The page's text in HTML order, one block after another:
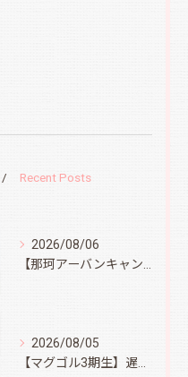
Recent Posts
2026/08/06
2026/08/05